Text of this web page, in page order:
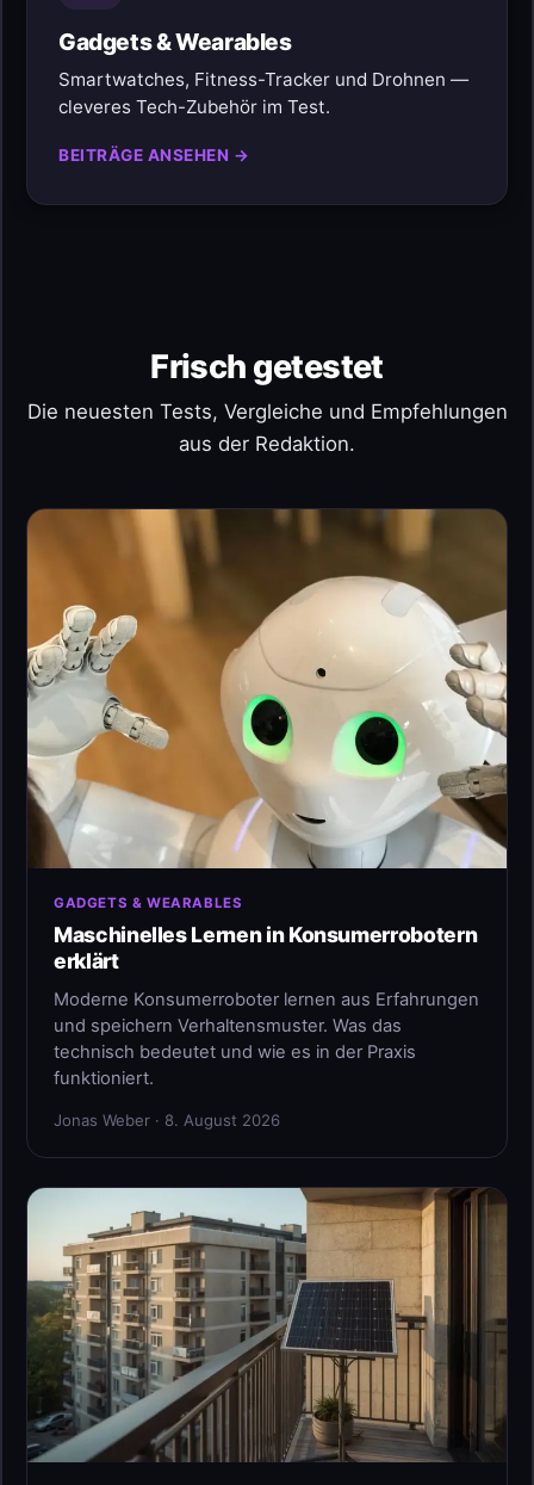
Gadgets & Wearables
Smartwatches, Fitness-Tracker und Drohnen —
cleveres Tech-Zubehör im Test.
BEITRÄGE ANSEHEN →
Frisch getestet
Die neuesten Tests, Vergleiche und Empfehlungen
aus der Redaktion.
GADGETS & WEARABLES
Maschinelles Lernen in Konsumerrobotern
erklärt
Moderne Konsumerroboter lernen aus Erfahrungen
und speichern Verhaltensmuster. Was das
technisch bedeutet und wie es in der Praxis
funktioniert.
Jonas Weber · 8. August 2026